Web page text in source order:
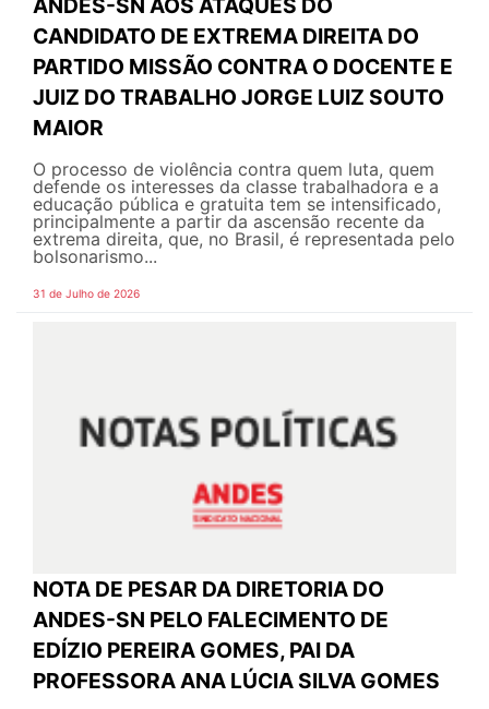
ANDES-SN AOS ATAQUES DO
CANDIDATO DE EXTREMA DIREITA DO
PARTIDO MISSÃO CONTRA O DOCENTE E
JUIZ DO TRABALHO JORGE LUIZ SOUTO
MAIOR
O processo de violência contra quem luta, quem
defende os interesses da classe trabalhadora e a
educação pública e gratuita tem se intensificado,
principalmente a partir da ascensão recente da
extrema direita, que, no Brasil, é representada pelo
bolsonarismo...
31 de Julho de 2026
NOTA DE PESAR DA DIRETORIA DO
ANDES-SN PELO FALECIMENTO DE
EDÍZIO PEREIRA GOMES, PAI DA
PROFESSORA ANA LÚCIA SILVA GOMES